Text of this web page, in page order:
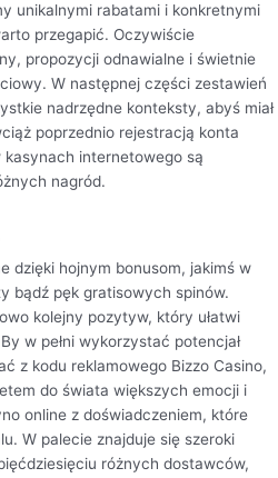
unikalnymi rabatami i konkretnymi
przegapić. Oczywiście
propozycji odnawialne i świetnie
W następnej części zestawień
nadrzędne konteksty, abyś miał
poprzednio rejestracją konta
kasynach internetowego są
nagród.
dzięki hojnym bonusom, jakimś w
bądź pęk gratisowych spinów.
kolejny pozytyw, który ułatwi
w pełni wykorzystać potencjał
z kodu reklamowego Bizzo Casino,
do świata większych emocji i
online z doświadczeniem, które
W palecie znajduje się szeroki
różnych dostawców,